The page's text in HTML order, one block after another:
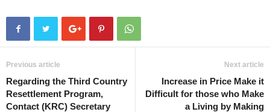
Previous article
Regarding the Third Country
Resettlement Program,
Contact (KRC) Secretary
Next article
Increase in Price Make it
Difficult for those who Make
a Living by Making